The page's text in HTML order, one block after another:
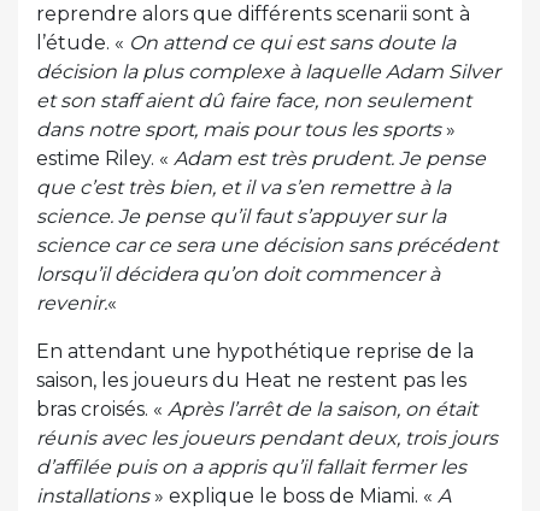
reprendre alors que différents scenarii sont à
l’étude. « On attend ce qui est sans doute la
décision la plus complexe à laquelle Adam Silver
et son staff aient dû faire face, non seulement
dans notre sport, mais pour tous les sports»
estime Riley. « Adam est très prudent. Je pense
que c’est très bien, et il va s’en remettre à la
science. Je pense qu’il faut s’appuyer sur la
science car ce sera une décision sans précédent
lorsqu’il décidera qu’on doit commencer à
revenir.«
En attendant une hypothétique reprise de la
saison, les joueurs du Heat ne restent pas les
bras croisés. « Après l’arrêt de la saison, on était
réunis avec les joueurs pendant deux, trois jours
d’affilée puis on a appris qu’il fallait fermer les
installations» explique le boss de Miami. « A